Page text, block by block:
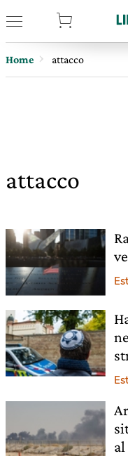
Home attacco
attacco